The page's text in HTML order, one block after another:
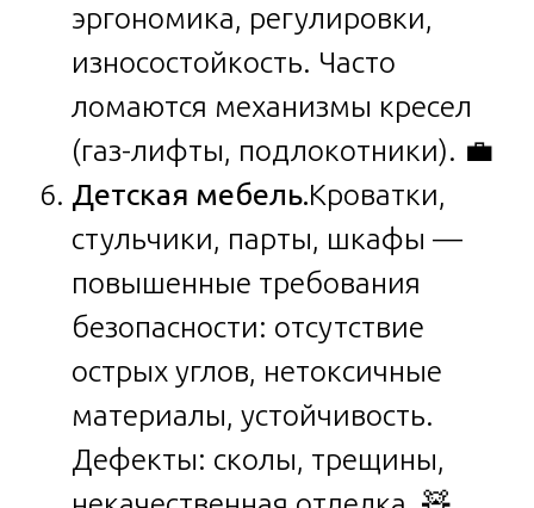
эргономика, регулировки,
износостойкость. Часто
ломаются механизмы кресел
(газ-лифты, подлокотники). 💼
Детская мебель.Кроватки,
стульчики, парты, шкафы —
повышенные требования
безопасности: отсутствие
острых углов, нетоксичные
материалы, устойчивость.
Дефекты: сколы, трещины,